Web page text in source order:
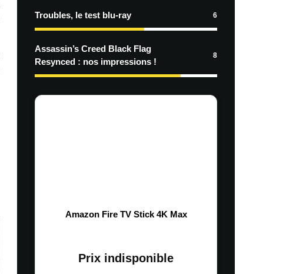
Troubles, le test blu-ray 6
Assassin’s Creed Black Flag
Resynced : nos impressions !
8
Amazon Fire TV Stick 4K Max
Prix indisponible